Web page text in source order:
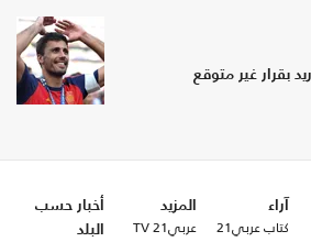
بقرار غير متوقع
آراء
كتاب عربي21
المزيد
عربي21 TV
أخبار حسب
البلد